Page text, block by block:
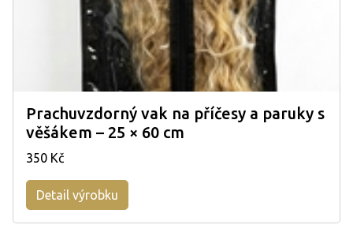
Prachuvzdorný vak na příčesy a paruky s
věšákem – 25 × 60 cm
350 Kč
Detail výrobku